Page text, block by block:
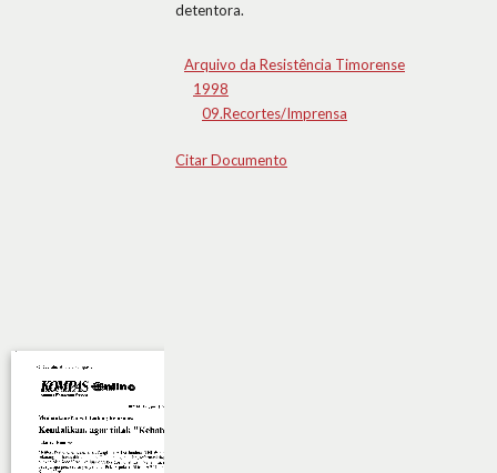
detentora.
Arquivo da Resistência Timorense
1998
09.Recortes/Imprensa
Citar Documento